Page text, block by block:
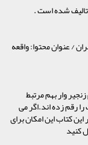
تالیف شده است .
/ عنوان محتوا: واقعه
وار بهم مرتبط
رقم زده اند.اگر می
کتاب این امکان برای
کنید